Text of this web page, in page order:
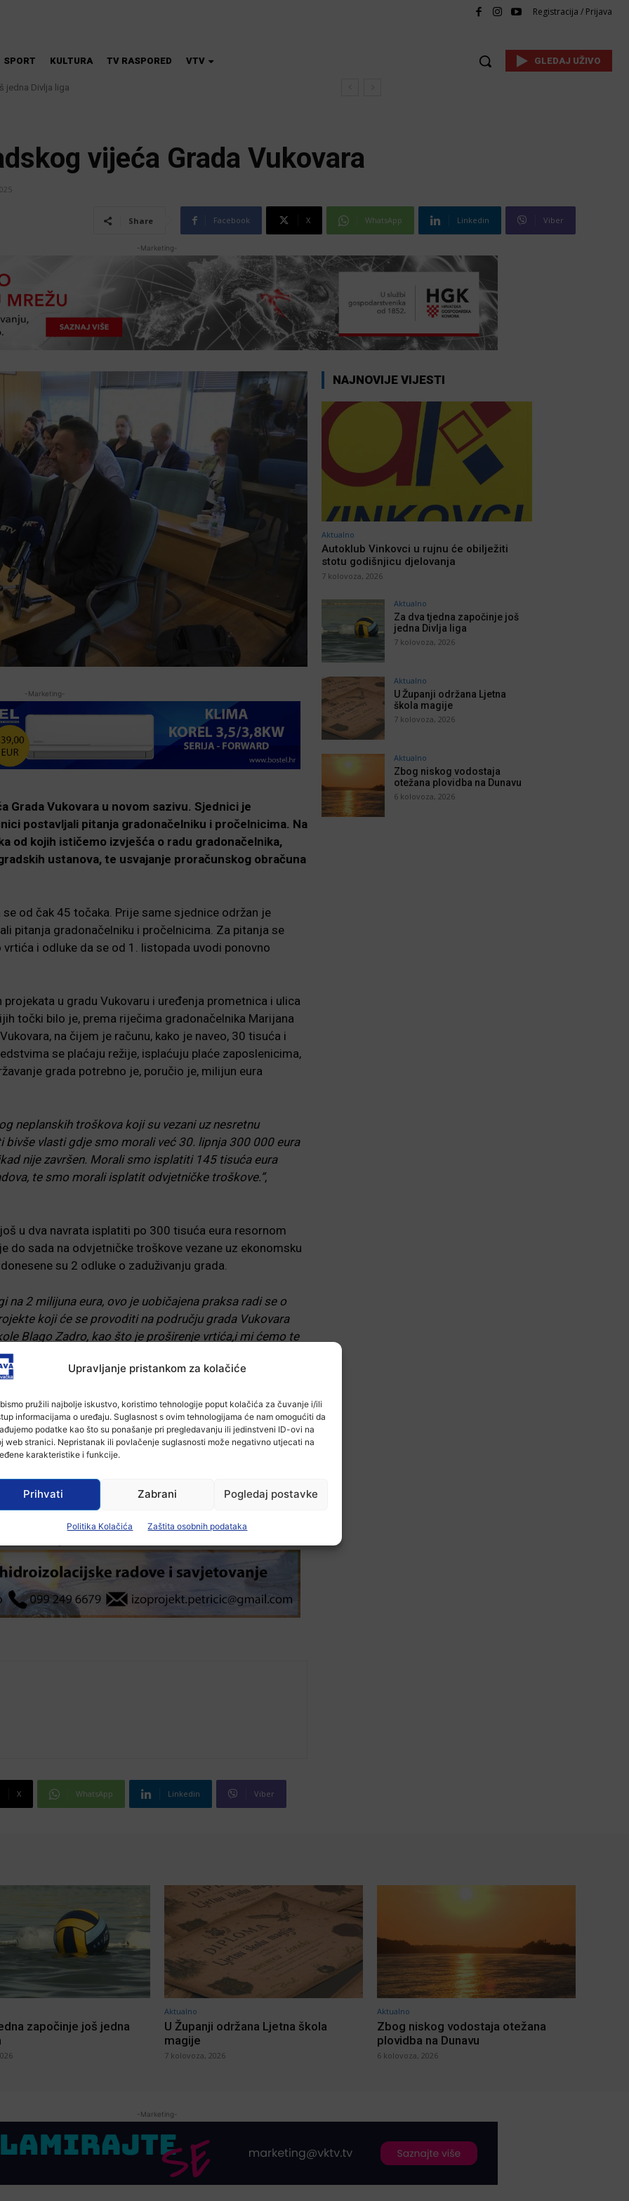
Upravljanje pristankom za kolačiće
pružili najbolje iskustvo, koristimo tehnologije poput kolačića za čuvanje i/ili
informacijama o uređaju. Suglasnost s ovim tehnologijama će nam omogućiti da
podatke kao što su ponašanje pri pregledavanju ili jedinstveni ID-ovi na
web stranici. Nepristanak ili povlačenje suglasnosti može negativno utjecati na
karakteristike i funkcije.
Prihvati Zabrani Pogledaj postavke
Politika Kolačića Zaštita osobnih podataka
Registracija / Prijava
SPORT KULTURA TV RASPORED VTV
Divlja liga
magije
GLEDAJ UŽIVO
vijeća Grada Vukovara
Share Facebook X WhatsApp Linkedin Viber
-Marketing-
-Marketing-
Grada Vukovara u novom sazivu. Sjednici je
postavljali pitanja gradonačelniku i pročelnicima. Na
od kojih ističemo izvješća o radu gradonačelnika,
ustanova, te usvajanje proračunskog obračuna
od čak 45 točaka. Prije same sjednice održan je
pitanja gradonačelniku i pročelnicima. Za pitanja se
i odluke da se od 1. listopada uvodi ponovno
u gradu Vukovaru i uređenja prometnica i ulica
točki bilo je, prema riječima gradonačelnika Marijana
na čijem je računu, kako je naveo, 30 tisuća i
se plaćaju režije, isplaćuju plaće zaposlenicima,
grada potrebno je, poručio je, milijun eura
neplanskih troškova koji su vezani uz nesretnu
vlasti gdje smo morali već 30. lipnja 300 000 eura
nije završen. Morali smo isplatiti 145 tisuća eura
te smo morali isplatit odvjetničke troškove.”,
u dva navrata isplatiti po 300 tisuća eura resornom
do sada na odvjetničke troškove vezane uz ekonomsku
su 2 odluke o zaduživanju grada.
na 2 milijuna eura, ovo je uobičajena praksa radi se o
koji će se provoditi na području grada Vukovara
Blago Zadro, kao što je proširenje vrtića,i mi ćemo te
u iznosima od 85% ili čak do 95%.”
obzirom na to da izvođači radova već uveliko rade, grad
te se zbog toga uzimaju kratkoročni krediti,
prijevoza tiče, jedini koncesionar koji je ponudio
očekivane te postoji mogućnost da cijene javnog
kako je još sve na čekanju te će se više znati sredinom
X WhatsApp Linkedin Viber
NAJNOVIJE VIJESTI
Aktualno
Autoklub Vinkovci u rujnu će obilježiti
stotu godišnjicu djelovanja
7 kolovoza, 2026
Aktualno
Za dva tjedna započinje još
jedna Divlja liga
7 kolovoza, 2026
Aktualno
U Županji održana Ljetna
škola magije
7 kolovoza, 2026
Aktualno
Zbog niskog vodostaja
otežana plovidba na Dunavu
6 kolovoza, 2026
započinje još jedna
Aktualno
U Županji održana Ljetna škola
magije
7 kolovoza, 2026
Aktualno
Zbog niskog vodostaja otežana
plovidba na Dunavu
6 kolovoza, 2026
-Marketing-